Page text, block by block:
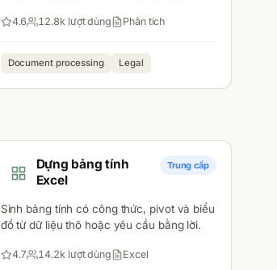
4.6 12.8klượt dùng Phân tích
Document processing Legal
Dựng bảng tính
Excel
Trung cấp
Sinh bảng tính có công thức, pivot và biểu
đồ từ dữ liệu thô hoặc yêu cầu bằng lời.
4.7 14.2klượt dùng Excel